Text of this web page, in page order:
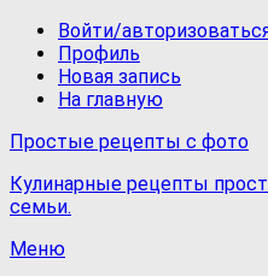
Войти/
Профиль
Новая запись
На главную
Простые рецепты с фото
Кулинарные рецепты
семьи.
Меню